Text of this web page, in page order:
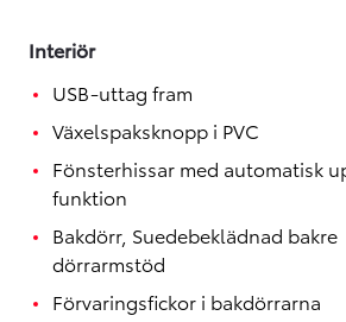
Interiör
USB-uttag fram
Växelspaksknopp i PVC
Fönsterhissar med automatisk
funktion
Bakdörr, Suedebeklädnad bakre
dörrarmstöd
Förvaringsfickor i bakdörrarna